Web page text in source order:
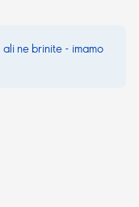
ne brinite - imamo